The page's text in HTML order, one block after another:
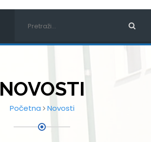
NOVOSTI
Početna Novosti